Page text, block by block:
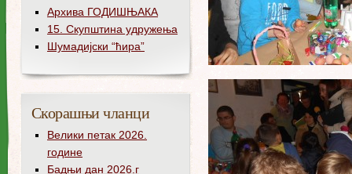
Архива ГОДИШЊАКА
15. Скупштина удружења
Шумадијски “ћира”
Скорашњи чланци
Велики петак 2026.
године
Бадњи дан 2026.г